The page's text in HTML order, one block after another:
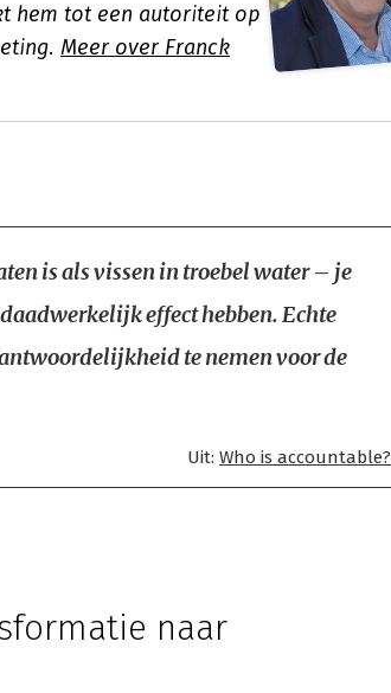
hem tot een autoriteit op
Meer over Franck
is als vissen in troebel water – je
effect hebben. Echte
te nemen voor de
Uit: Who is accountable?
naar